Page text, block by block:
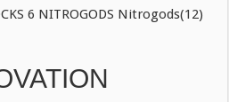
6 NITROGODS Nitrogods(12)